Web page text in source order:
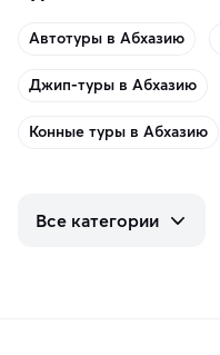
Автотуры в Абхазию
Джип-туры в Абхазию
Конные туры в Абхазию
Все категории